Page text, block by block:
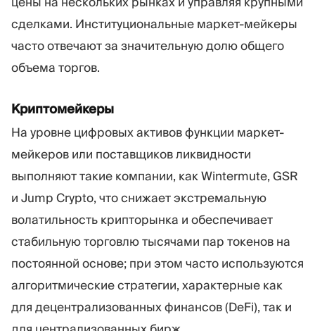
сделками. Институциональные маркет-мейкеры
часто отвечают за значительную долю общего
объема торгов.
Криптомейкеры
На уровне цифровых активов функции маркет-
мейкеров или поставщиков ликвидности
выполняют такие компании, как Wintermute, GSR
и Jump Crypto, что снижает экстремальную
волатильность крипторынка и обеспечивает
стабильную торговлю тысячами пар токенов на
постоянной основе; при этом часто используются
алгоритмические стратегии, характерные как
для децентрализованных финансов (DeFi), так и